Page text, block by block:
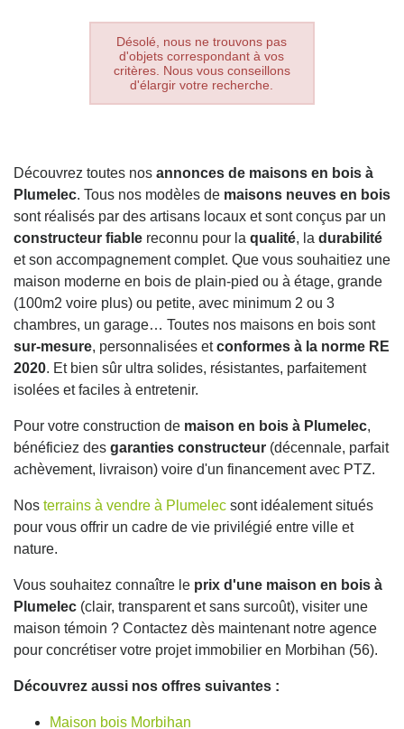
Désolé, nous ne trouvons pas
d'objets correspondant à vos
critères. Nous vous conseillons
d'élargir votre recherche.
Découvrez toutes nos annonces de maisons en bois à
Plumelec. Tous nos modèles de maisons neuves en bois
sont réalisés par des artisans locaux et sont conçus par un
constructeur fiable reconnu pour la qualité, la durabilité
et son accompagnement complet. Que vous souhaitiez une
maison moderne en bois de plain-pied ou à étage, grande
(100m2 voire plus) ou petite, avec minimum 2 ou 3
chambres, un garage… Toutes nos maisons en bois sont
sur-mesure, personnalisées etconformes à la norme RE
2020. Et bien sûr ultra solides, résistantes, parfaitement
isolées et faciles à entretenir.
Pour votre construction de maison en bois à Plumelec,
bénéficiez des garanties constructeur (décennale, parfait
achèvement, livraison) voire d'un financement avec PTZ.
Nos terrains à vendre à Plumelec sont idéalement situés
pour vous offrir un cadre de vie privilégié entre ville et
nature.
Vous souhaitez connaître le prix d'une maison en bois à
Plumelec (clair, transparent et sans surcoût), visiter une
maison témoin ? Contactez dès maintenant notre agence
pour concrétiser votre projet immobilier en Morbihan (56).
Découvrez aussi nos offres suivantes :
Maison bois Morbihan